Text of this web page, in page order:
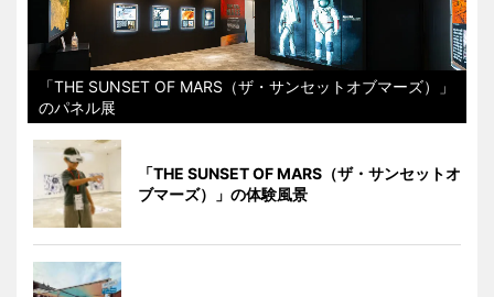
「THE SUNSET OF MARS（ザ・サンセットオブマーズ）」
のパネル展
「THE SUNSET OF MARS（ザ・サンセットオ
ブマーズ）」の体験風景